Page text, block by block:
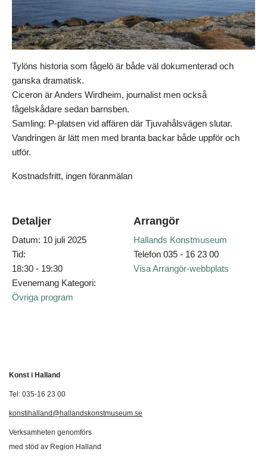
Tylöns historia som fågelö är både väl dokumenterad och
ganska dramatisk.
Ciceron är Anders Wirdheim, journalist men också
fågelskådare sedan barnsben.
Samling: P-platsen vid affären där Tjuvahålsvägen slutar.
Vandringen är lätt men med branta backar både uppför och
utför.
Kostnadsfritt, ingen föranmälan
Detaljer
Datum: 10 juli 2025
Tid:
18:30 - 19:30
Evenemang Kategori:
Övriga program
Arrangör
Hallands Konstmuseum
Telefon 035 - 16 23 00
Visa Arrangör-webbplats
Konst i Halland
Tel: 035-16 23 00
konstihalland@hallandskonstmuseum.se
Verksamheten genomförs
med stöd av Region Halland